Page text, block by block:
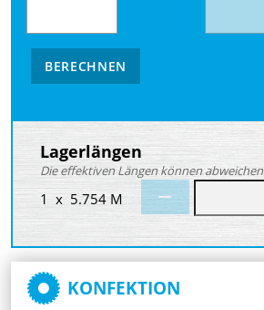
BERECHNEN
Lagerlängen
Die effektiven Längen können abweichen
1 x 5.754 M
KONFEKTION